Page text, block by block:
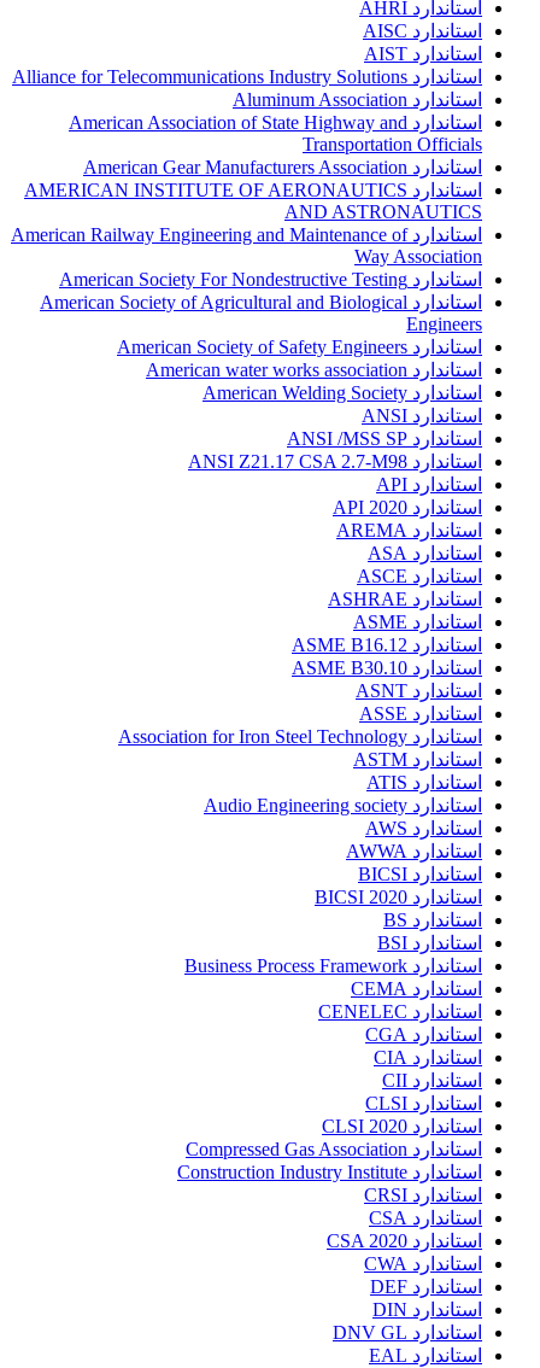
استاندارد AHRI
استاندارد AISC
استاندارد AIST
استاندارد Alliance for Telecommunications Industry Solutions
استاندارد Aluminum Association
استاندارد American Association of State Highway and
Transportation Officials
استاندارد American Gear Manufacturers Association
استاندارد AMERICAN INSTITUTE OF AERONAUTICS
AND ASTRONAUTICS
استاندارد American Railway Engineering and Maintenance of
Way Association
استاندارد American Society For Nondestructive Testing
استاندارد American Society of Agricultural and Biological
Engineers
استاندارد American Society of Safety Engineers
استاندارد American water works association
استاندارد American Welding Society
استاندارد ANSI
استاندارد ANSI /MSS SP
استاندارد ANSI Z21.17 CSA 2.7-M98
استاندارد API
استاندارد API 2020
استاندارد AREMA
استاندارد ASA
استاندارد ASCE
استاندارد ASHRAE
استاندارد ASME
استاندارد ASME B16.12
استاندارد ASME B30.10
استاندارد ASNT
استاندارد ASSE
استاندارد Association for Iron Steel Technology
استاندارد ASTM
استاندارد ATIS
استاندارد Audio Engineering society
استاندارد AWS
استاندارد AWWA
استاندارد BICSI
استاندارد BICSI 2020
استاندارد BS
استاندارد BSI
استاندارد Business Process Framework
استاندارد CEMA
استاندارد CENELEC
استاندارد CGA
استاندارد CIA
استاندارد CII
استاندارد CLSI
استاندارد CLSI 2020
استاندارد Compressed Gas Association
استاندارد Construction Industry Institute
استاندارد CRSI
استاندارد CSA
استاندارد CSA 2020
استاندارد CWA
استاندارد DEF
استاندارد DIN
استاندارد DNV GL
استاندارد EAL